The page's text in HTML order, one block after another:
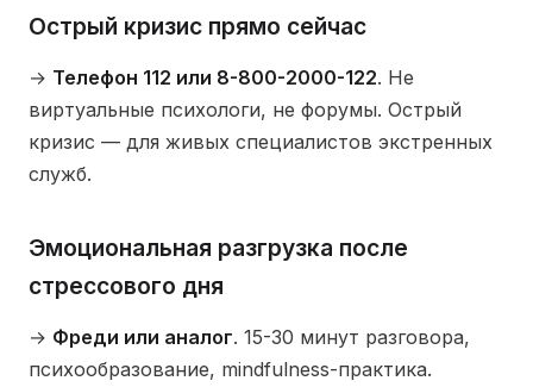
Острый кризис прямо сейчас
→ Телефон 112 или 8-800-2000-122. Не
виртуальные психологи, не форумы. Острый
кризис — для живых специалистов экстренных
служб.
Эмоциональная разгрузка после
стрессового дня
→ Фреди или аналог. 15-30 минут разговора,
психообразование, mindfulness-практика.